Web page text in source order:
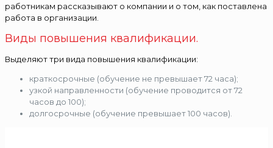
работникам рассказывают о компании и о том, как поставлена
работа в организации.
Виды повышения квалификации.
Выделяют три вида повышения квалификации:
краткосрочные (обучение не превышает 72 часа);
узкой направленности (обучение проводится от 72
часов до 100);
долгосрочные (обучение превышает 100 часов).